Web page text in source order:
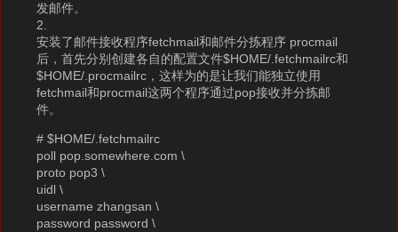
发邮件。
2.
安装了邮件接收程序fetchmail和邮件分拣程序 procmail
后，首先分别创建各自的配置文件$HOME/.fetchmailrc和
$HOME/.procmailrc，这样为的是让我们能独立使用
fetchmail和procmail这两个程序通过pop接收并分拣邮
件。
# $HOME/.fetchmailrc
poll pop.somewhere.com \
proto pop3 \
uidl \
username zhangsan \
password password \